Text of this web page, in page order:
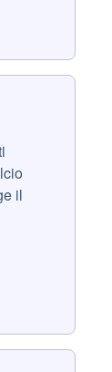
il